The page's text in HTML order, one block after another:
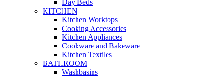
Day Beds
KITCHEN
Kitchen Worktops
Cooking Accessories
Kitchen Appliances
Cookware and Bakeware
Kitchen Textiles
BATHROOM
Washbasins